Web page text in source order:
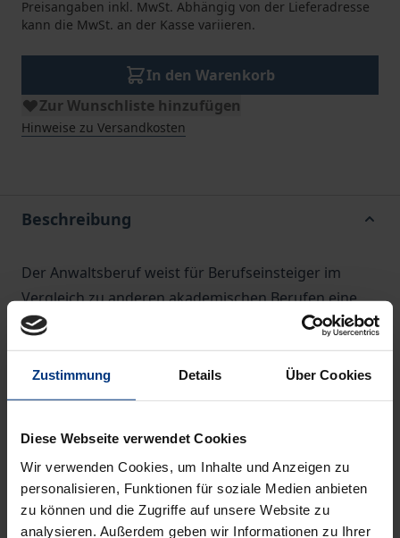
Zustimmung Details Über Cookies
Diese Webseite verwendet Cookies
Wir verwenden Cookies, um Inhalte und Anzeigen zu
personalisieren, Funktionen für soziale Medien anbieten
zu können und die Zugriffe auf unsere Website zu
analysieren. Außerdem geben wir Informationen zu Ihrer
Preisangaben inkl. MwSt. Abhängig von der Lieferadresse
kann die MwSt. an der Kasse variieren.
In den Warenkorb
Zur Wunschliste hinzufügen
Hinweise zu Versandkosten
Beschreibung
Der Anwaltsberuf weist für Berufseinsteiger im
Vergleich zu anderen akademischen Berufen eine
außergewöhnliche Bandbreite der
Betätigungsformen und Verdienstmöglichkeiten
auf. Vom Gründer einer Einzelkanzlei, der sich der
Rechtsprobleme von Privatpersonen annimmt, zum
Unternehmenssyndikus zum freien Mitarbeiter
anderer Rechtsanwälte – die junge Anwaltschaft ist
vielschichtig und stark ausdifferenziert.
Die Studie hat durch die Befragung von rund 3.500